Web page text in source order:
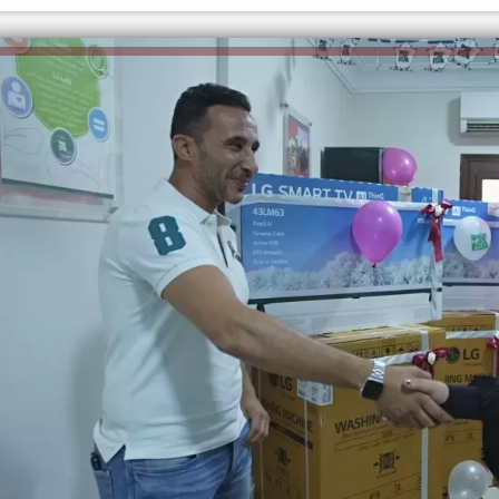
إلهام شرشر تكتب: دي مبقتش كورة..
دي سياسة
الكاتبة إلهام شرشر تهنئ الرئيس
السيسي بعيد ميلاده وتُشيد بجهوده